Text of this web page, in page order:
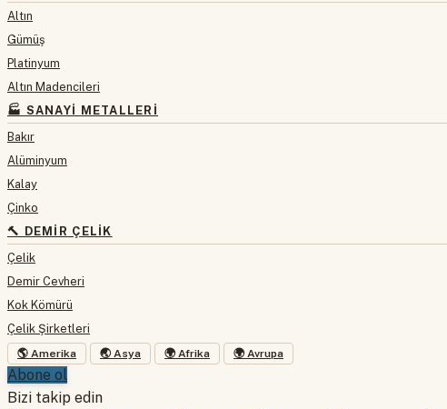
Altın
Gümüş
Platinyum
Altın Madencileri
🏭 SANAYI METALLERI
Bakır
Alüminyum
Kalay
Çinko
🔨 DEMIR ÇELIK
Çelik
Demir Cevheri
Kok Kömürü
Çelik Şirketleri
🌎 Amerika 🌏 Asya 🌍 Afrika 🌍 Avrupa
Abone ol
Bizi takip edin